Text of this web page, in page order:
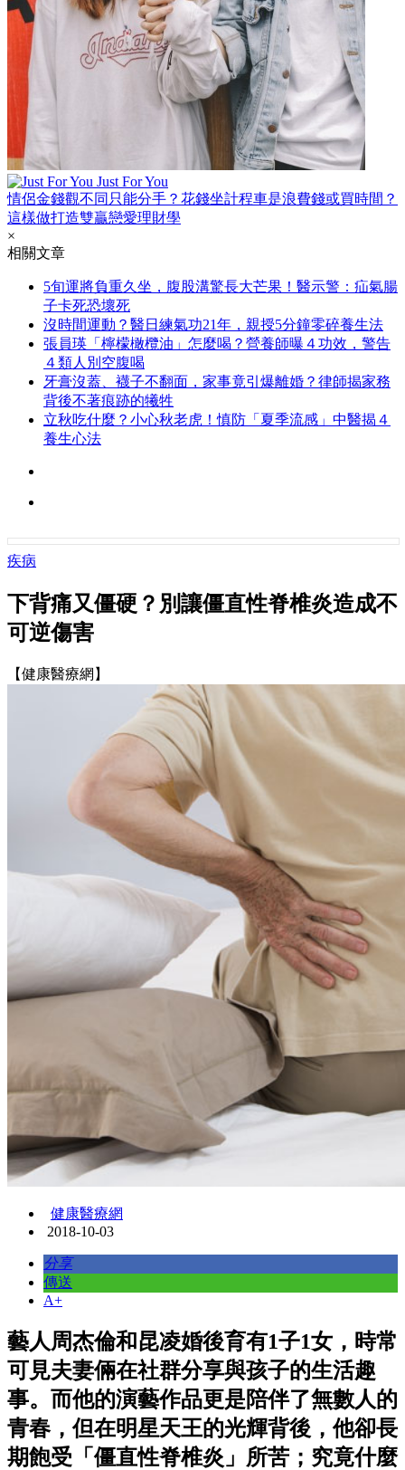
Just For You
情侶金錢觀不同只能分手？花錢坐計程車是浪費錢或買時間？
這樣做打造雙贏戀愛理財學
×
相關文章
5旬運將負重久坐，腹股溝驚長大芒果！醫示警：疝氣腸
子卡死恐壞死
沒時間運動？醫日練氣功21年，親授5分鐘零碎養生法
張員瑛「檸檬橄欖油」怎麼喝？營養師曝４功效，警告
４類人別空腹喝
牙膏沒蓋、襪子不翻面，家事竟引爆離婚？律師揭家務
背後不著痕跡的犧牲
立秋吃什麼？小心秋老虎！慎防「夏季流感」中醫揭４
養生心法
疾病
下背痛又僵硬？別讓僵直性脊椎炎造成不
可逆傷害
【健康醫療網】
健康醫療網
2018-10-03
分享
傳送
A+
藝人周杰倫和昆凌婚後育有1子1女，時常
可見夫妻倆在社群分享與孩子的生活趣
事。而他的演藝作品更是陪伴了無數人的
青春，但在明星天王的光輝背後，他卻長
期飽受「僵直性脊椎炎」所苦；究竟什麼